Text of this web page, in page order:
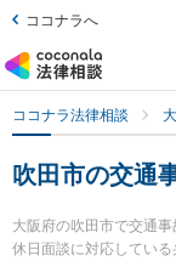
ココナラへ
ココナラ法律相談
吹田市の交通
大阪府の吹田市で交通
休日面談に対応してい